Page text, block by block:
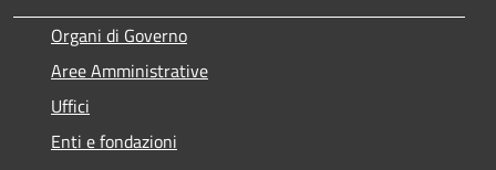
Organi di Governo
Aree Amministrative
Uffici
Enti e fondazioni